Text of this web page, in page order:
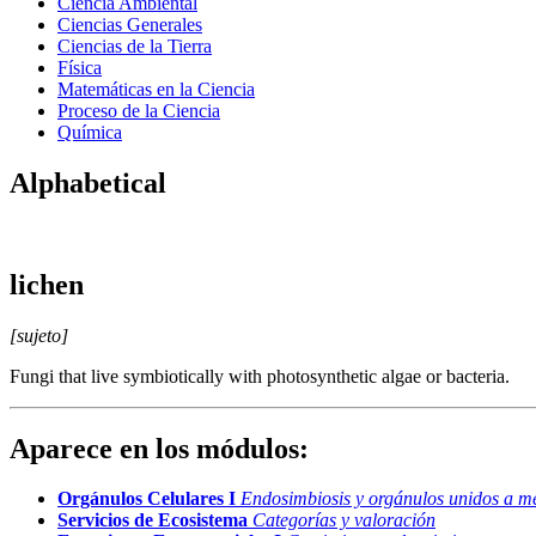
Ciencias Generales
Ciencias de la Tierra
Física
Matemáticas en la Ciencia
Proceso de la Ciencia
Química
Alphabetical
lichen
[sujeto]
Fungi that live symbiotically with photosynthetic algae or bacteria.
Aparece en los módulos:
Orgánulos Celulares I Endosimbiosis y orgánulos unidos a
Servicios de Ecosistema Categorías y valoración